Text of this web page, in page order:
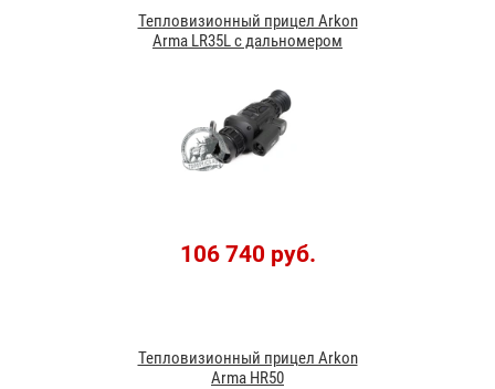
Тепловизионный прицел Arkon
Arma LR35L с дальномером
106 740 руб.
Тепловизионный прицел Arkon
Arma HR50